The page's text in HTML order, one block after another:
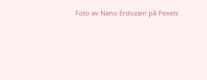
Foto av Nano Erdozain på Pexels